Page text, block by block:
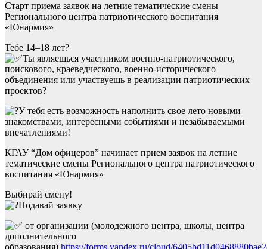
Старт приема заявок на летние тематические смены
Регионального центра патриотического воспитания
«Юнармия»
Тебе 14–18 лет?
Ты являешься участником военно-патриотического,
поискового, краеведческого, военно-исторического
объединения или участвуешь в реализации патриотических
проектов?
У тебя есть возможность наполнить свое лето новыми
знакомствами, интересными событиями и незабываемыми
впечатлениями!
КГАУ “Дом офицеров” начинает прием заявок на летние
тематические смены Регионального центра патриотического
воспитания «Юнармия»
Выбирай смену!
Подавай заявку
от организации (молодежного центра, школы, центра
дополнительного